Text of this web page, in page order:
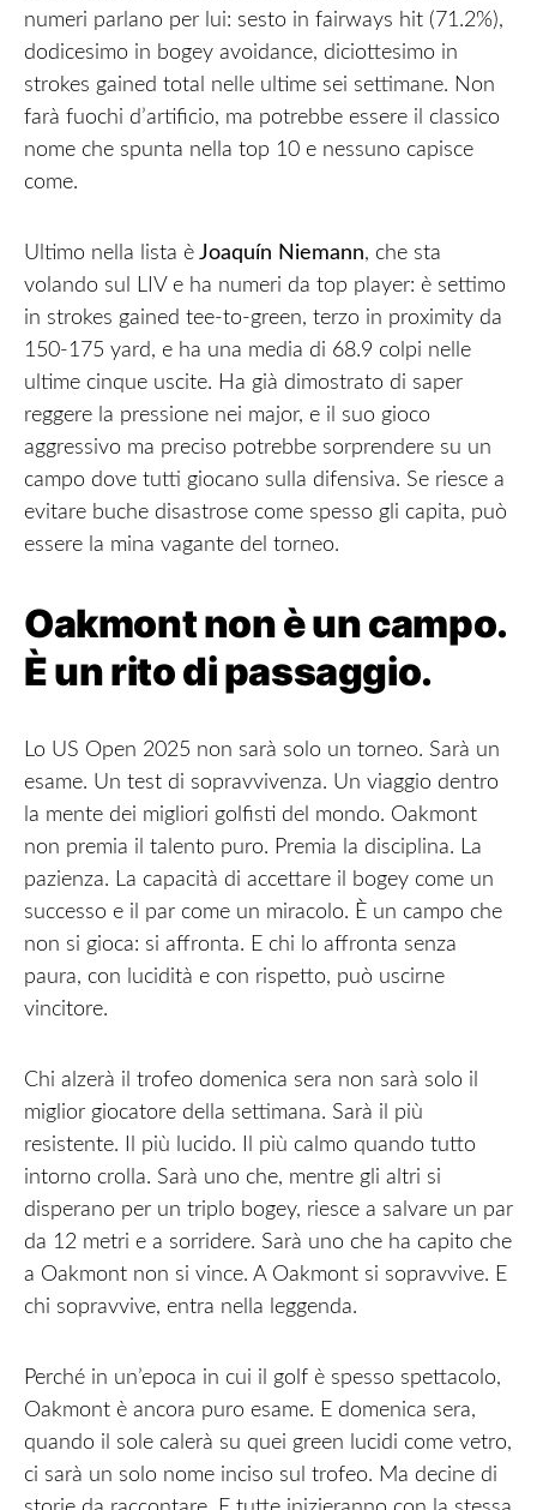
numeri parlano per lui: sesto in fairways hit (71.2%),
dodicesimo in bogey avoidance, diciottesimo in
strokes gained total nelle ultime sei settimane. Non
farà fuochi d’artificio, ma potrebbe essere il classico
nome che spunta nella top 10 e nessuno capisce
come.
Ultimo nella lista è Joaquín Niemann, che sta
volando sul LIV e ha numeri da top player: è settimo
in strokes gained tee-to-green, terzo in proximity da
150-175 yard, e ha una media di 68.9 colpi nelle
ultime cinque uscite. Ha già dimostrato di saper
reggere la pressione nei major, e il suo gioco
aggressivo ma preciso potrebbe sorprendere su un
campo dove tutti giocano sulla difensiva. Se riesce a
evitare buche disastrose come spesso gli capita, può
essere la mina vagante del torneo.
Oakmont non è un campo.
È un rito di passaggio.
Lo US Open 2025 non sarà solo un torneo. Sarà un
esame. Un test di sopravvivenza. Un viaggio dentro
la mente dei migliori golfisti del mondo. Oakmont
non premia il talento puro. Premia la disciplina. La
pazienza. La capacità di accettare il bogey come un
successo e il par come un miracolo. È un campo che
non si gioca: si affronta. E chi lo affronta senza
paura, con lucidità e con rispetto, può uscirne
vincitore.
Chi alzerà il trofeo domenica sera non sarà solo il
miglior giocatore della settimana. Sarà il più
resistente. Il più lucido. Il più calmo quando tutto
intorno crolla. Sarà uno che, mentre gli altri si
disperano per un triplo bogey, riesce a salvare un par
da 12 metri e a sorridere. Sarà uno che ha capito che
a Oakmont non si vince. A Oakmont si sopravvive. E
chi sopravvive, entra nella leggenda.
Perché in un’epoca in cui il golf è spesso spettacolo,
Oakmont è ancora puro esame. E domenica sera,
quando il sole calerà su quei green lucidi come vetro,
ci sarà un solo nome inciso sul trofeo. Ma decine di